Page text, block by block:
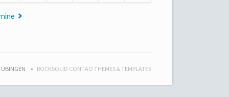
ROCKSOLID CONTAO THEMES & TEMPLATES